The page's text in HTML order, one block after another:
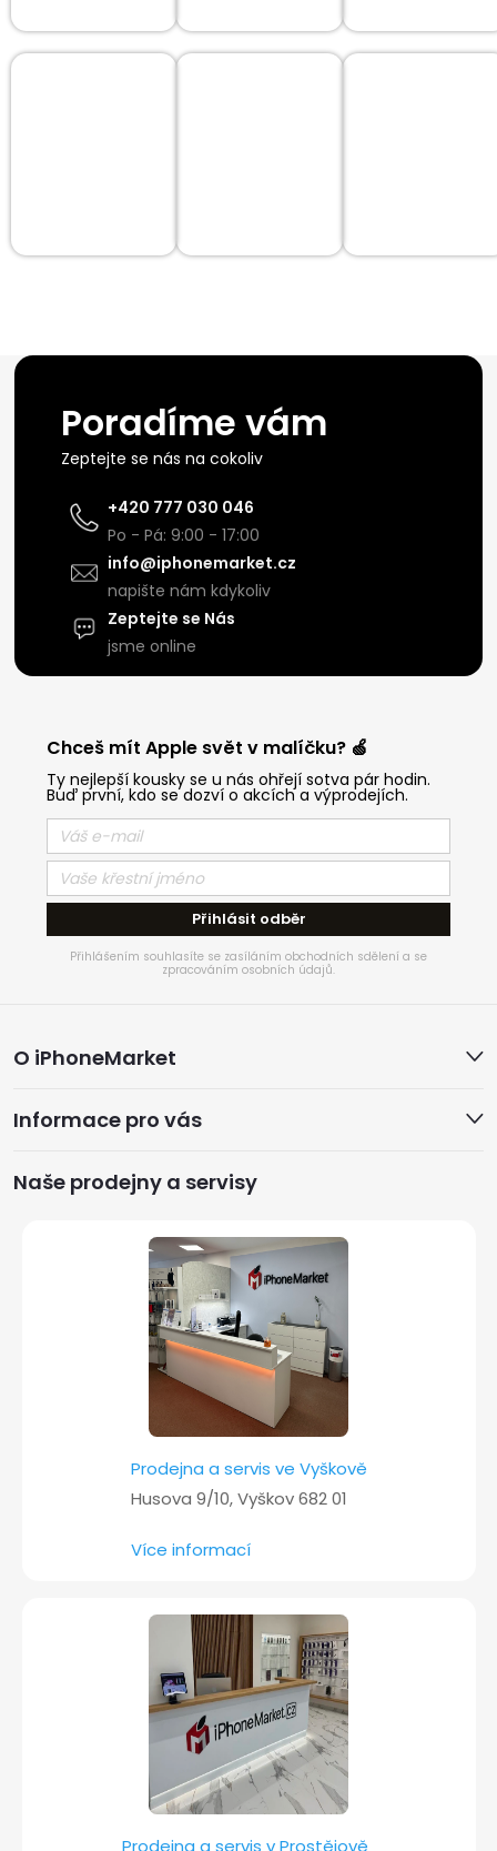
Poradíme vám
Zeptejte se nás na cokoliv
+420 777 030 046
Po - Pá: 9:00 - 17:00
info@iphonemarket.cz
napište nám kdykoliv
Zeptejte se Nás
jsme online
Chceš mít Apple svět v malíčku? 🍏
Ty nejlepší kousky se u nás ohřejí sotva pár hodin.
Buď první, kdo se dozví o akcích a výprodejích.
Přihlásit odběr
Přihlášením souhlasíte se zasíláním obchodních sdělení a se
zpracováním osobních údajů.
á
p
a
O iPhoneMarket
Informace pro vás
Naše prodejny a servisy
Prodejna a servis ve Vyškově
Husova 9/10, Vyškov 682 01
Více informací